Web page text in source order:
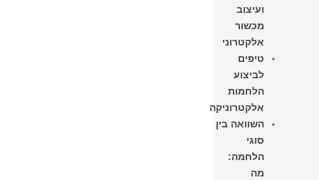
ועיצוב
מכשור
אלקטרוני
טיפים
לביצוע
הלחמות
אלקטרוניקה
השוואה בין
סוגי
הלחמה:
מה